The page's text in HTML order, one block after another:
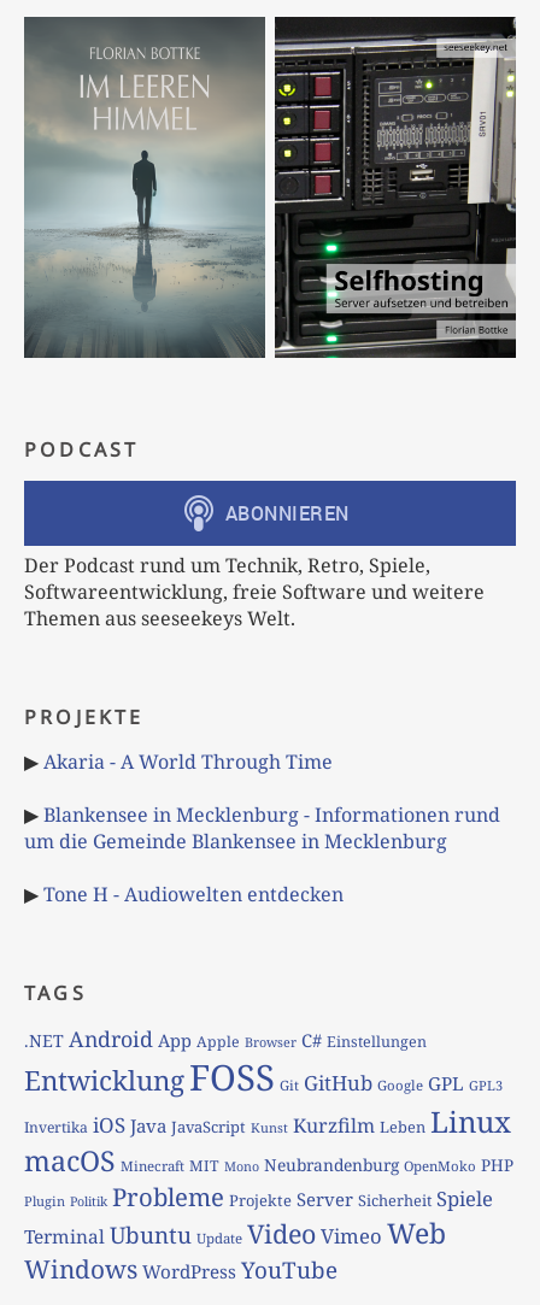
PODCAST
Der Podcast rund um Technik, Retro, Spiele,
Softwareentwicklung, freie Software und weitere
Themen aus seeseekeys Welt.
PROJEKTE
▶Akaria - A World Through Time
▶Blankensee in Mecklenburg - Informationen rund
um die Gemeinde Blankensee in Mecklenburg
▶Tone H - Audiowelten entdecken
TAGS
.NET Android App Apple Browser C# Einstellungen
EntwicklungFOSS Git GitHub Google GPL GPL3
Invertika iOS Java JavaScript Kunst Kurzfilm Leben Linux
macOS Minecraft MIT Mono Neubrandenburg OpenMoko PHP
Plugin Politik Probleme Projekte Server Sicherheit Spiele
TerminalUbuntu Update VideoVimeo Web
Windows WordPress YouTube